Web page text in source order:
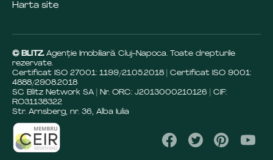
Harta site
© BLITZ. Agenție Imobiliară Cluj-Napoca. Toate drepturile
rezervate.
Certificat ISO 27001: 1199/21.05.2018 | Certificat ISO 9001:
4888/29.08.2018
SC Blitz Network SA | Nr. ORC: J2013000210126 | CIF:
RO31138322
Str. Arnsberg, nr. 36, Alba Iulia